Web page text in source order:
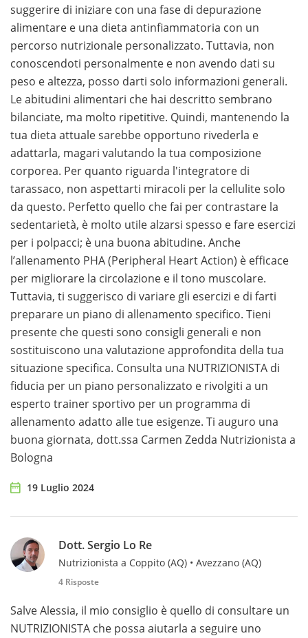
suggerire di iniziare con una fase di depurazione
alimentare e una dieta antinfiammatoria con un
percorso nutrizionale personalizzato. Tuttavia, non
conoscendoti personalmente e non avendo dati su
peso e altezza, posso darti solo informazioni generali.
Le abitudini alimentari che hai descritto sembrano
bilanciate, ma molto ripetitive. Quindi, mantenendo la
tua dieta attuale sarebbe opportuno rivederla e
adattarla, magari valutando la tua composizione
corporea. Per quanto riguarda l'integratore di
tarassaco, non aspettarti miracoli per la cellulite solo
da questo. Perfetto quello che fai per contrastare la
sedentarietà, è molto utile alzarsi spesso e fare esercizi
per i polpacci; è una buona abitudine. Anche
l’allenamento PHA (Peripheral Heart Action) è efficace
per migliorare la circolazione e il tono muscolare.
Tuttavia, ti suggerisco di variare gli esercizi e di farti
preparare un piano di allenamento specifico. Tieni
presente che questi sono consigli generali e non
sostituiscono una valutazione approfondita della tua
situazione specifica. Consulta una NUTRIZIONISTA di
fiducia per un piano personalizzato e rivolgiti a un
esperto trainer sportivo per un programma di
allenamento adatto alle tue esigenze. Ti auguro una
buona giornata, dott.ssa Carmen Zedda Nutrizionista a
Bologna
19 Luglio 2024
Dott. Sergio Lo Re
Nutrizionista a Coppito (AQ) • Avezzano (AQ)
4 Risposte
Salve Alessia, il mio consiglio è quello di consultare un
NUTRIZIONISTA che possa aiutarla a seguire uno